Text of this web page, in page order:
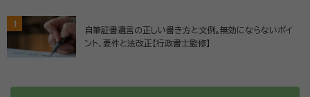
1
自筆証書遺言の正しい書き方と文例。無効にならないポイ
ント、要件と法改正【行政書士監修】